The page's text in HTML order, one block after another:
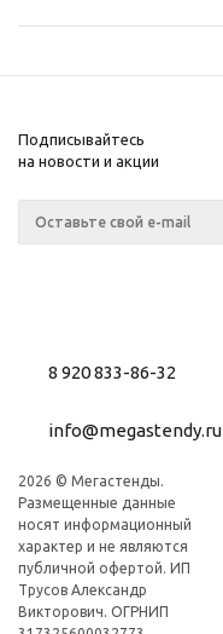
Подписывайтесь
на новости и акции
8 920 833-86-32
info@megastendy.ru
2026 © Мегастенды.
Размещенные данные
носят информационный
характер и не являются
публичной офертой. ИП
Трусов Александр
Викторович. ОГРНИП